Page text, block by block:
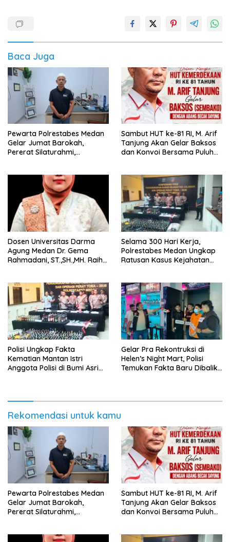
Baca Juga
Pewarta Polrestabes Medan
Gelar Jumat Barokah,
Pererat Silaturahmi,
‎Sambut HUT ke-81 RI, M. Arif
Tanjung Akan Gelar Baksos
dan Konvoi Bersama Puluhan
Dosen Universitas Darma
Agung Medan Dr. Gema
Rahmadani, ST.,SH.,MH. Raih
Selama 300 Hari Kerja,
Polrestabes Medan Ungkap
Ratusan Kasus Kejahatan
Polisi Ungkap Fakta
Kematian Mantan Istri
Anggota Polisi di Bumi Asri
Gelar Pra Rekontruksi di
Helen’s Night Mart, Polisi
Temukan Fakta Baru Dibalik
Rekomendasi untuk kamu
Pewarta Polrestabes Medan
Gelar Jumat Barokah,
Pererat Silaturahmi,
‎Sambut HUT ke-81 RI, M. Arif
Tanjung Akan Gelar Baksos
dan Konvoi Bersama Puluhan